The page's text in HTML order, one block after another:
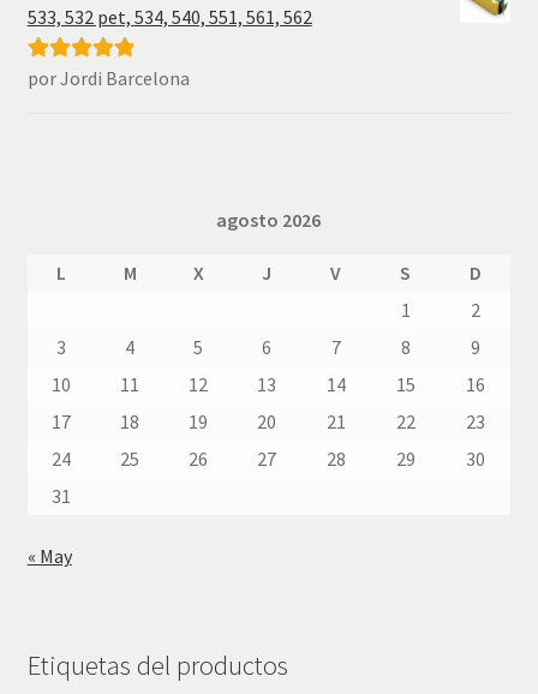
533, 532 pet, 534, 540, 551, 561, 562
Valorado con
por Jordi Barcelona
agosto 2026
L M X J V S
D
1
2
3
4 5 6 7 8
9
10
11 12 13 14 15
16
17
18 19 20 21 22
23
24
25 26 27 28 29
30
31
« May
Etiquetas del productos